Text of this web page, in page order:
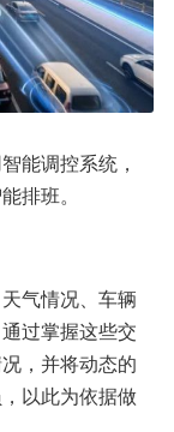
能调控系统，
排班。
气情况、车辆
过掌握这些交
，并将动态的
以此为依据做